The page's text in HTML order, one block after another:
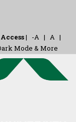
| -A | A |
Mode & More